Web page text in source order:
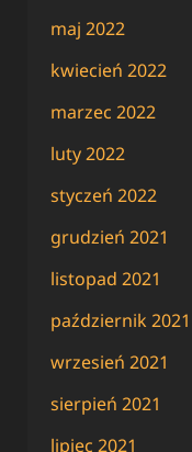
maj 2022
kwiecień 2022
marzec 2022
luty 2022
styczeń 2022
grudzień 2021
listopad 2021
październik 2021
wrzesień 2021
sierpień 2021
lipiec 2021